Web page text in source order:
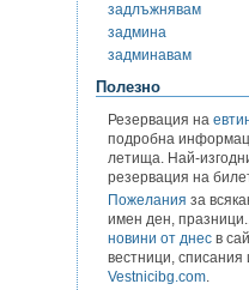
задлъжнявам
задмина
задминавам
Полезно
Резервация на
подробна
летища. Най-
резервация на
Пожелания за
имен ден,
новини от днес в
вестници,
Vestnicibg.com.